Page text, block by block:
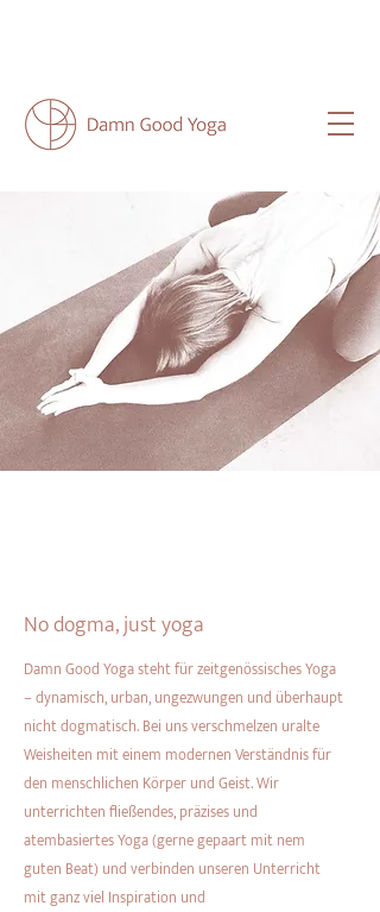
No dogma, just yoga
Damn Good Yoga steht für zeitgenössisches Yoga
– dynamisch, urban, ungezwungen und überhaupt
nicht dogmatisch. Bei uns verschmelzen uralte
Weisheiten mit einem modernen Verständnis für
den menschlichen Körper und Geist. Wir
unterrichten fließendes, präzises und
atembasiertes Yoga (gerne gepaart mit nem
guten Beat) und verbinden unseren Unterricht
mit ganz viel Inspiration und